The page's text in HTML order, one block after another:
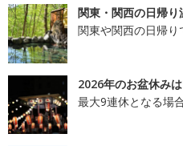
関東・関西の日帰り
関東や関西の日帰
2026年のお盆休み
最大9連休となる場